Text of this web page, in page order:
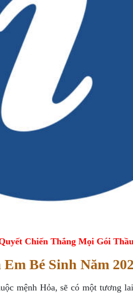
Chiến Thắng Mọi Gói
Bé Sinh Năm
mệnh Hỏa, sẽ có một tương